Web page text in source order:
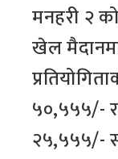
मनहरी २
खेल
५०,५५५/-
२५,५५५/-